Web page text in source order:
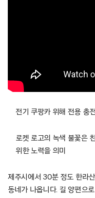
전기 쿠팡카 위해 전용 충
로켓 로고의 녹색 불꽃은
위한 노력을 의미
제주시에서 30분 정도 한라
동네가 나옵니다. 길 양편으